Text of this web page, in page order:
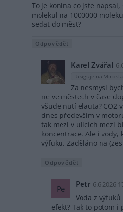
To je konina co jste napsal,
molekul na 1000000
sedat do měst?
Odpovědět
Karel Zvářal
Reaguje na
Za nesmysl
ne ve městech v čase
všude nutí elauta? CO2
dnes především v
tak mezi v ulicích mezi
koncentrace. Ale i vody,
výfuku. Zaděláno na
Odpovědět
Pe Petr 6.6.2026
Voda z
efekt? Tak to potom i